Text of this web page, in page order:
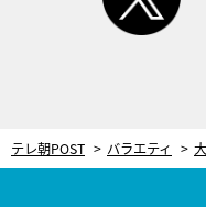
テレ朝POST バラエティ